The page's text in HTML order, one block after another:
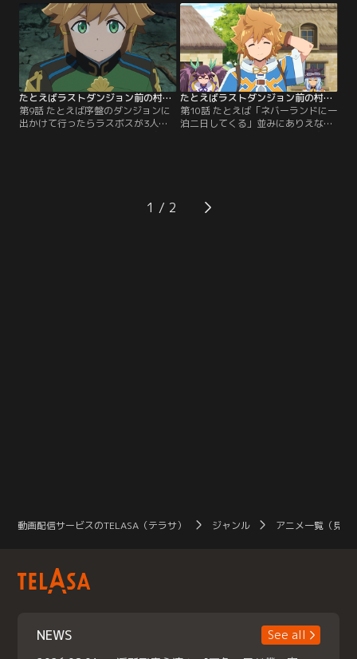
近頃は人手が足りずに困っていた。
そんな中クロムの紹介で連休中、ロ
イドはレイヨウカクへとアルバイト
に行くことに。そこでオーナーから
最近ホテルの周りで謎の昏睡事件が
起きていることを知らされる。【提
供：バンダイチャンネル】
人のコバ、地方貴族のスレオニン、
セレンの父はお互いを疑いつつも調
査を続けていた。一方でホテルマン
として事件を止めたいロイドはリホ
とセレンと共に調査を始める。そこ
へロイドが心配なマリーと…。【提
供：バンダイチャンネル】
たとえばラストダンジョン前の村の少年が序盤の街で暮らすような物語 第09話
第9話 たとえば序盤のダンジョンに
出かけて行ったらラスボスが3人い
として仲間と共に討伐へ。同時にア
ルカとマリーも大蛇を狙うソウとシ
たとえばラストダンジョン前の村の少年が序盤の街で暮らすような物語 第10話
第10話 たとえば「ネバーランドに一
泊二日してくる」並みにありえない
でドワーフの王ユーグと合流し、つ
いに村へ到着するがそこで目にした
1
動画配信サービスのTELASA（テラサ） ジャンル アニメ一覧（見放
NEWS
See all